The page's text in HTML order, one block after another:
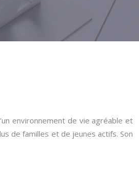
environnement de vie agréable et
de familles et de jeunes actifs. Son